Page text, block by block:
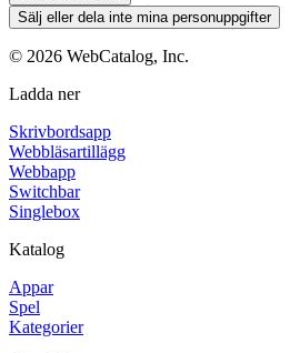
Sälj eller dela inte mina personuppgifter
© 2026 WebCatalog, Inc.
Ladda ner
Skrivbordsapp
Webbläsartillägg
Webbapp
Switchbar
Singlebox
Katalog
Appar
Spel
Kategorier